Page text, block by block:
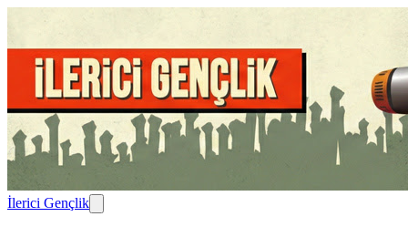
İlerici Gençlik